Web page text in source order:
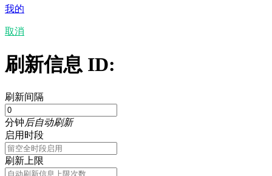
我的
取消
刷新信息 ID:
刷新间隔
分钟后自动刷新
启用时段
刷新上限